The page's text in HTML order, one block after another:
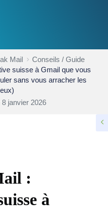
Mail
Conseils / Guide
suisse à Gmail que vous
sans vous arracher les
8 janvier 2026
:
à